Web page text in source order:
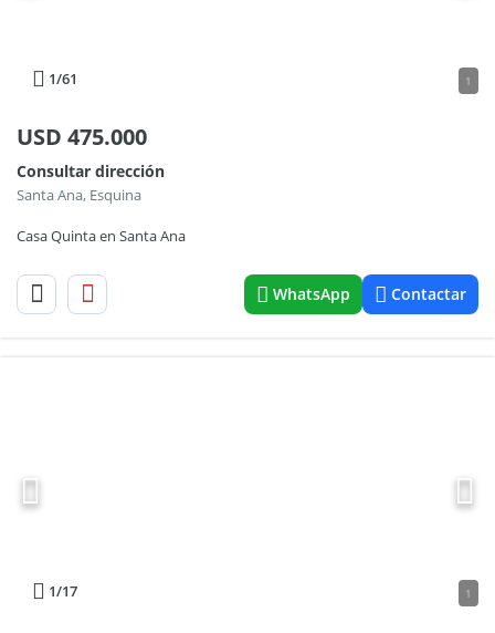
1/61 1
USD 475.000
Consultar dirección
Santa Ana, Esquina
Casa Quinta en Santa Ana
WhatsApp Contactar
1/17 1